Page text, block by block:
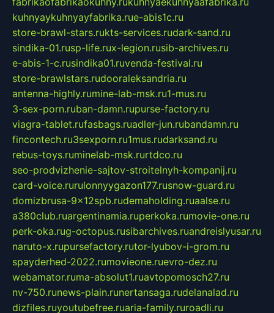
kuhnyaykuhnyayfabrika.rue-abis1c.ru
store-brawl-stars.rukts-services.rudark-sand.ru
sindika-01.rusp-life.rux-legion.rusib-archives.ru
e-abis-1-c.rusindika01.ruvenda-festival.ru
store-brawlstars.rudooraleksandria.ru
antenna-highly.rumine-lab-msk.ru1-mus.ru
3-sex-porn.ruban-damn.rupurse-factory.ru
viagra-tablet.rufasbags.ruadler-jun.rubandamn.ru
fincontech.ru3sexporn.ru1mus.rudarksand.ru
rebus-toys.ruminelab-msk.rurtdco.ru
seo-prodvizhenie-sajtov-stroitelnyh-kompanij.ru
card-voice.rurulonnyygazon177.rusnow-guard.ru
domizbrusa-9x12spb.rudemaholding.ruaalse.ru
a380club.ruargentinamia.ruperkoka.rumovie-one.ru
perk-oka.rug-octopus.rusibarchives.ruandreislyusar.ru
naruto-x.rupursefactory.rutor-lyubov-i-grom.ru
spayderhed-2022.rumovieone.ruevro-dez.ru
webamator.ruma-absolut1.ruavtopomosch27.ru
nv-750.runews-plain.runertansaga.rudelanalad.ru
dizfiles.ruyoutubefree.ruaria-family.ruroadli.ru